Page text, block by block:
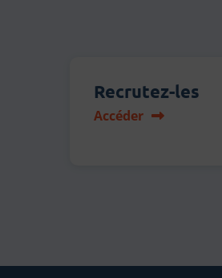
Recrutez-les
Accéder